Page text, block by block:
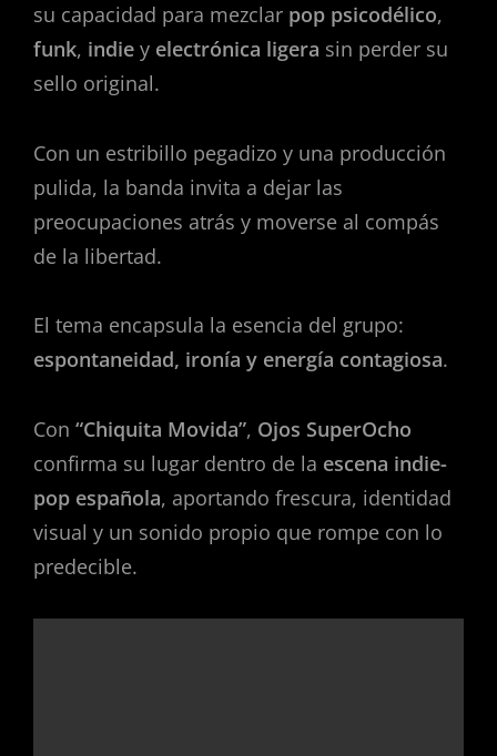
su capacidad para mezclar pop psicodélico,
funk, indie y electrónica ligera sin perder su
sello original.
Con un estribillo pegadizo y una producción
pulida, la banda invita a dejar las
preocupaciones atrás y moverse al compás
de la libertad.
El tema encapsula la esencia del grupo:
espontaneidad, ironía y energía contagiosa.
Con “Chiquita Movida”, Ojos SuperOcho
confirma su lugar dentro de la escena indie-
pop española, aportando frescura, identidad
visual y un sonido propio que rompe con lo
predecible.